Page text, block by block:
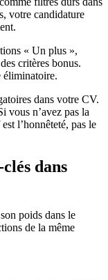
votre candidature
« Un plus »,
critères bonus.
éliminatoire.
dans votre CV.
vous n’avez pas la
l’honnêteté, pas le
dans
poids dans le
de la même